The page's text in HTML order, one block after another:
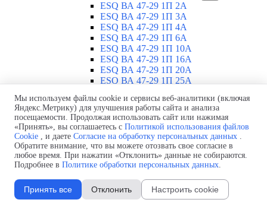
ESQ ВА 47-29 1П 2А
ESQ ВА 47-29 1П 3А
ESQ ВА 47-29 1П 4А
ESQ ВА 47-29 1П 6А
ESQ ВА 47-29 1П 10А
ESQ ВА 47-29 1П 16А
ESQ ВА 47-29 1П 20А
ESQ ВА 47-29 1П 25А
ESQ ВА 47-29 1П 40А
ESQ ВА 47-29 1П 50А
ESQ ВА 47-29 1П 63А
ESQ ВА 47-29 2П 1А
ESQ ВА 47-29 2П 2А
ESQ ВА 47-29 2П 3А
ESQ ВА 47-29 2П 4А
ESQ ВА 47-29 2П 6А
ESQ ВА 47-29 2П 10А
ESQ ВА 47-29 2П 16А
Мы используем файлы cookie и сервисы веб-аналитики (включая
Яндекс.Метрику) для улучшения работы сайта и анализа
посещаемости. Продолжая использовать сайт или нажимая
«Принять», вы соглашаетесь с Политикой использования файлов
Cookie , и даете Согласие на обработку персональных данных .
Обратите внимание, что вы можете отозвать свое согласие в
любое время. При нажатии «Отклонить» данные не собираются.
Подробнее в Политике обработки персональных данных.
Принять все Отклонить Настроить cookie